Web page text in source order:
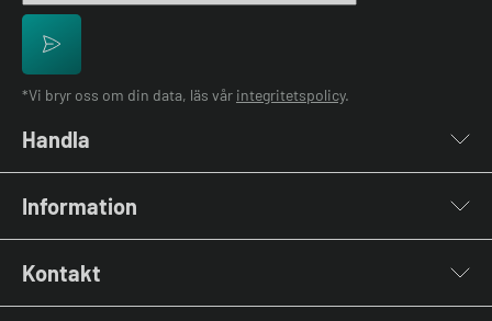
*Vi bryr oss om din data, läs vår integritetspolicy.
Handla
Laddkablar
Kabelhållare
Stolpar & Fästen
Information
Lastbalansering
Grön teknik bidrag
Kontakt